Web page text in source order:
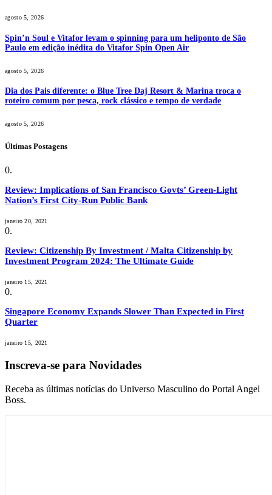
agosto 5, 2026
Spin’n Soul e Vitafor levam o spinning para um heliponto de São
Paulo em edição inédita do Vitafor Spin Open Air
agosto 5, 2026
Dia dos Pais diferente: o Blue Tree Daj Resort & Marina troca o
roteiro comum por pesca, rock clássico e tempo de verdade
agosto 5, 2026
Últimas Postagens
Review: Implications of San Francisco Govts’ Green-Light
Nation’s First City-Run Public Bank
janeiro 20, 2021
Review: Citizenship By Investment / Malta Citizenship by
Investment Program 2024: The Ultimate Guide
janeiro 15, 2021
Singapore Economy Expands Slower Than Expected in First
Quarter
janeiro 15, 2021
Inscreva-se para Novidades
Receba as últimas notícias do Universo Masculino do Portal Angel
Boss.